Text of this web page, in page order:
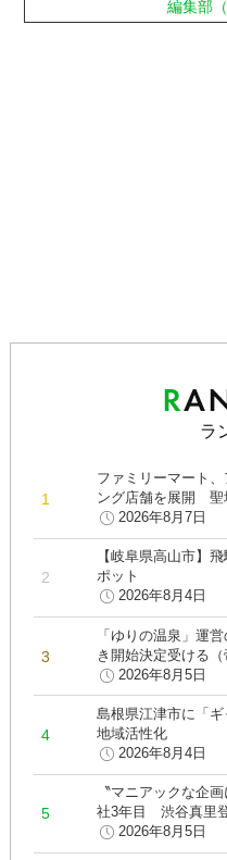
編集部
ラ
ファミリーマート
ング店舗を展開 聖
2026年8月7日
【岐阜県高山市】
ポット
2026年8月4日
「ゆりの温泉」運
き開始決定受ける（
2026年8月5日
島根県江津市に「
地域活性化
2026年8月4日
〝マニアックな企
社3年目 渋谷真里
2026年8月5日